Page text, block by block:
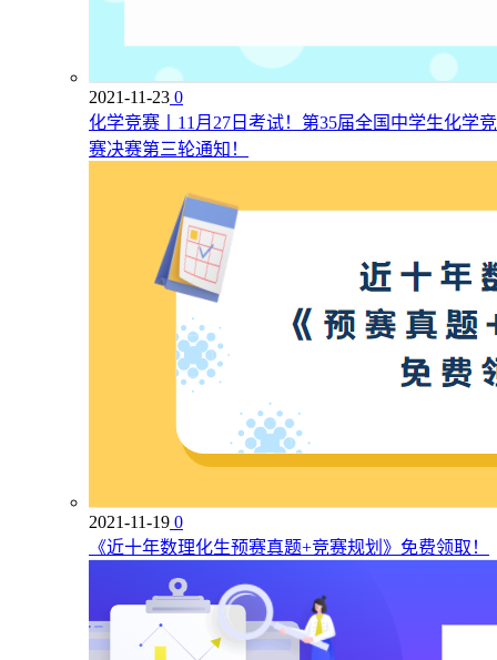
2021-11-23 0
化学竞赛丨11月27日考试！第35届全国中学生化学竞
赛决赛第三轮通知！
2021-11-19 0
《近十年数理化生预赛真题+竞赛规划》免费领取！